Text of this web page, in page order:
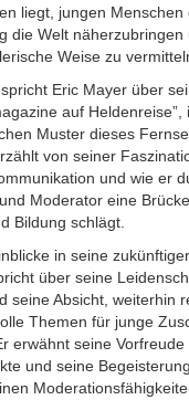
liegt, jungen Menschen
die Welt näherzubringen
Weise zu
Eric Mayer über
auf Heldenreise”,
Muster dieses
von seiner
und wie er
Moderator eine
Bildung schlägt.
in seine
über seine
seine Absicht, weiterhin
Themen für junge
erwähnt seine Vorfreude
und seine